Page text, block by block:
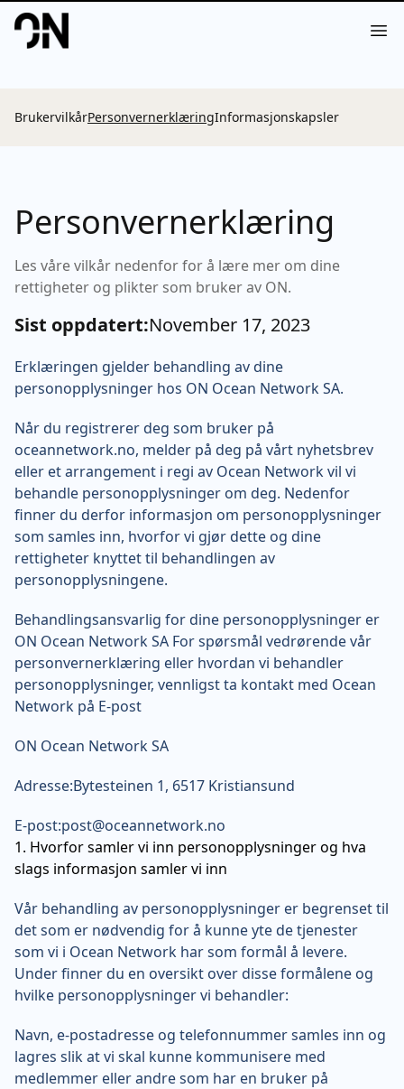
Your Company
BrukervilkårPersonvernerklæringInformasjonskapsler
Personvernerklæring
Les våre vilkår nedenfor for å lære mer om dine
rettigheter og plikter som bruker av ON.
Sist oppdatert:November 17, 2023
Erklæringen gjelder behandling av dine
personopplysninger hos ON Ocean Network SA.
Når du registrerer deg som bruker på
oceannetwork.no, melder på deg på vårt nyhetsbrev
eller et arrangement i regi av Ocean Network vil vi
behandle personopplysninger om deg. Nedenfor
finner du derfor informasjon om personopplysninger
som samles inn, hvorfor vi gjør dette og dine
rettigheter knyttet til behandlingen av
personopplysningene.
Behandlingsansvarlig for dine personopplysninger er
ON Ocean Network SA For spørsmål vedrørende vår
personvernerklæring eller hvordan vi behandler
personopplysninger, vennligst ta kontakt med Ocean
Network på E-post
ON Ocean Network SA
Adresse:Bytesteinen 1, 6517 Kristiansund
E-post:post@oceannetwork.no
1. Hvorfor samler vi inn personopplysninger og hva
slags informasjon samler vi inn
Vår behandling av personopplysninger er begrenset til
det som er nødvendig for å kunne yte de tjenester
som vi i Ocean Network har som formål å levere.
Under finner du en oversikt over disse formålene og
hvilke personopplysninger vi behandler:
Navn, e-postadresse og telefonnummer samles inn og
lagres slik at vi skal kunne kommunisere med
medlemmer eller andre som har en bruker på